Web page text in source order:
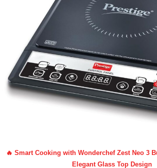
🔥 Smart Cooking with Wonderchef Zest Neo 3
Elegant Glass Top Design